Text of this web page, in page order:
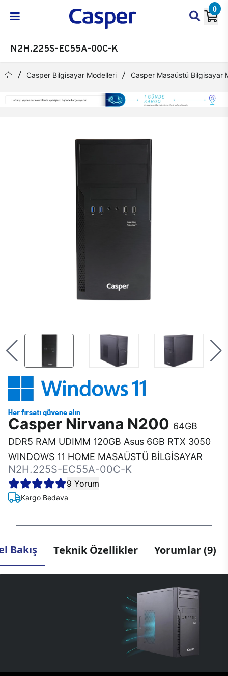
0
N2H.225S-EC55A-00C-K
Casper Bilgisayar Modelleri Casper Masaüstü Bilgisayar
Casper Nirvana N200 64GB
DDR5 RAM UDIMM 120GB Asus 6GB RTX 3050
WINDOWS 11 HOME MASAÜSTÜ BİLGİSAYAR
N2H.225S-EC55A-00C-K
9 Yorum
Kargo Bedava
Bakış Teknik Özellikler Yorumlar (9)